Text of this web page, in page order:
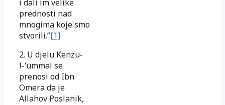
i dali im velike
prednosti nad
mnogima koje smo
stvorili.”[1]
2. U djelu Kenzu-
l-‘ummal se
prenosi od Ibn
Omera da je
Allahov Poslanik,